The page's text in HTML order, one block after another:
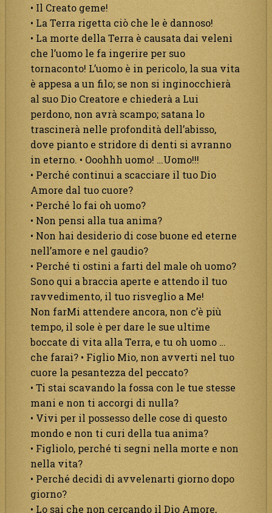
• Il Creato geme!
• La Terra rigetta ciò che le è dannoso!
• La morte della Terra è causata dai veleni
che l’uomo le fa ingerire per suo
tornaconto! L’uomo è in pericolo, la sua vita
è appesa a un filo; se non si inginocchierà
al suo Dio Creatore e chiederà a Lui
perdono, non avrà scampo; satana lo
trascinerà nelle profondità dell’abisso,
dove pianto e stridore di denti si avranno
in eterno. • Ooohhh uomo! …Uomo!!!
• Perché continui a scacciare il tuo Dio
Amore dal tuo cuore?
• Perché lo fai oh uomo?
• Non pensi alla tua anima?
• Non hai desiderio di cose buone ed eterne
nell’amore e nel gaudio?
• Perché ti ostini a farti del male oh uomo?
Sono qui a braccia aperte e attendo il tuo
ravvedimento, il tuo risveglio a Me!
Non farMi attendere ancora, non c’è più
tempo, il sole è per dare le sue ultime
boccate di vita alla Terra, e tu oh uomo …
che farai? • Figlio Mio, non avverti nel tuo
cuore la pesantezza del peccato?
• Ti stai scavando la fossa con le tue stesse
mani e non ti accorgi di nulla?
• Vivi per il possesso delle cose di questo
mondo e non ti curi della tua anima?
• Figliolo, perché ti segni nella morte e non
nella vita?
• Perché decidi di avvelenarti giorno dopo
giorno?
• Lo sai che non cercando il Dio Amore,